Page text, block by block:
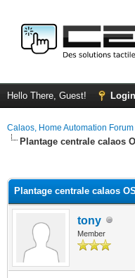
Hello There, Guest! Login
Calaos, Home Automation Forum
Plantage centrale calaos
Plantage centrale calaos
tony
Member